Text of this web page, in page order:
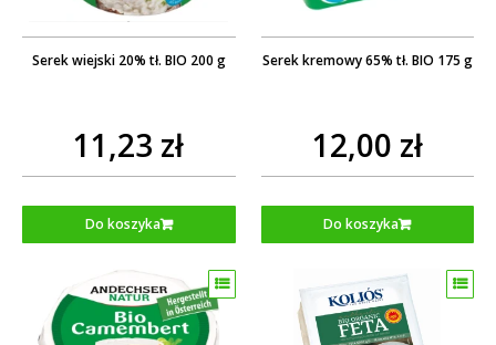
Serek wiejski 20% tł. BIO 200 g
11,23 zł
Do koszyka
Serek kremowy 65% tł. BIO 175 g
12,00 zł
Do koszyka